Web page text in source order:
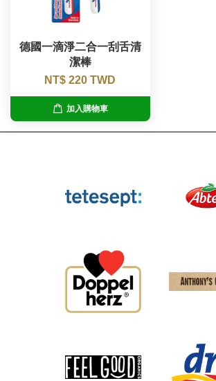
德國一滴淨二合一刮舌清
潔棒
NT$ 220 TWD
加入購物車